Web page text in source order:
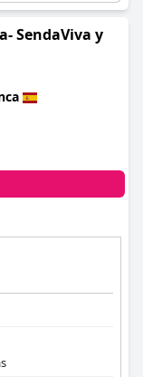
SendaViva y